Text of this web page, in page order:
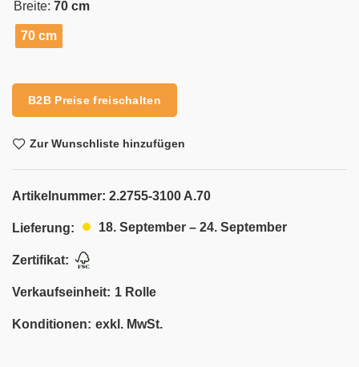
Breite: 70 cm
70 cm
B2B Preise freischalten
Zur Wunschliste hinzufügen
Artikelnummer: 2.2755-3100 A.70
Lieferung: 18. September – 24. September
Zertifikat:
Verkaufseinheit: 1 Rolle
Konditionen: exkl. MwSt.